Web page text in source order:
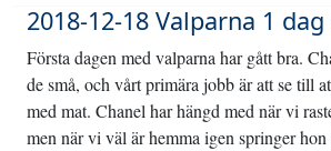
2018-12-18 Valparna 1
Första dagen med valparna har gått bra.
de små, och vårt primära jobb är att se till
med mat. Chanel har hängd med när vi
men när vi väl är hemma igen springer